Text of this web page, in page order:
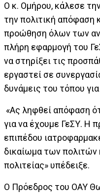
Ο κ. Ομήρου, κάλεσε
την πολιτική απόφαση
προώθηση όλων των
πλήρη εφαρμογή του
να στηρίξει τις
εργαστεί σε
δυνάμεις του τόπου
«Ας ληφθεί απόφαση
για να έχουμε ΓεΣΥ. Η
επιπέδου
δικαίωμα των
πολιτείας» υπέδειξε.
Ο Πρόεδρος του ΟΑΥ